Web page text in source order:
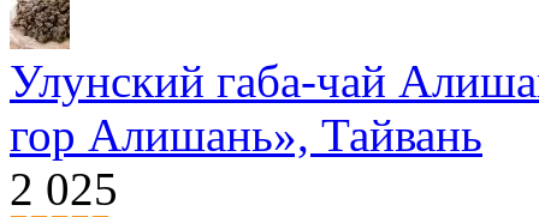
Улунский габа-чай
гор Алишань», Тайвань
2 025